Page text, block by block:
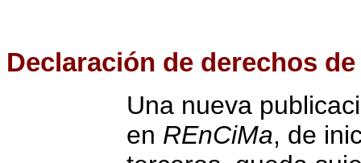
Declaración de derechos
Una nueva
en REnCiMa, de